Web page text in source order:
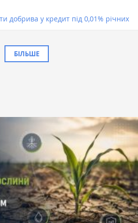
добрива у кредит під 0,01% річних
БІЛЬШЕ